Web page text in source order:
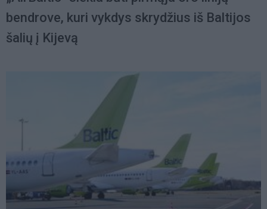
bendrove, kuri vykdys skrydžius iš Baltijos
šalių į Kijevą